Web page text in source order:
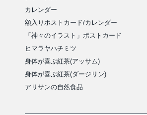
カレンダー
額入りポストカード/カレンダー
「神々のイラスト」ポストカード
ヒマラヤハチミツ
身体が喜ぶ紅茶(アッサム)
身体が喜ぶ紅茶(ダージリン)
アリサンの自然食品